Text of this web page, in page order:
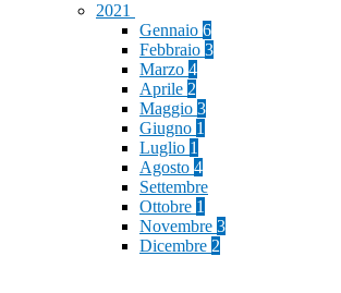
2021
Gennaio 6
Febbraio 3
Marzo 4
Aprile 2
Maggio 3
Giugno 1
Luglio 1
Agosto 4
Settembre
Ottobre 1
Novembre 3
Dicembre 2